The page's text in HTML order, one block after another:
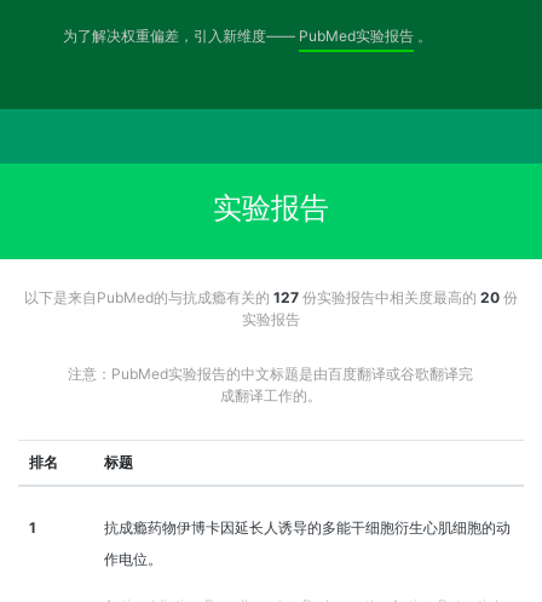
为了解决权重偏差，引入新维度—— PubMed实验报告 。
实验报告
以下是来自PubMed的与抗成瘾有关的 127 份实验报告中相关度最高的 20 份
实验报告
注意：PubMed实验报告的中文标题是由百度翻译或谷歌翻译完
成翻译工作的。
排名 标题
1
抗成瘾药物伊博卡因延长人诱导的多能干细胞衍生心肌细胞的动
作电位。